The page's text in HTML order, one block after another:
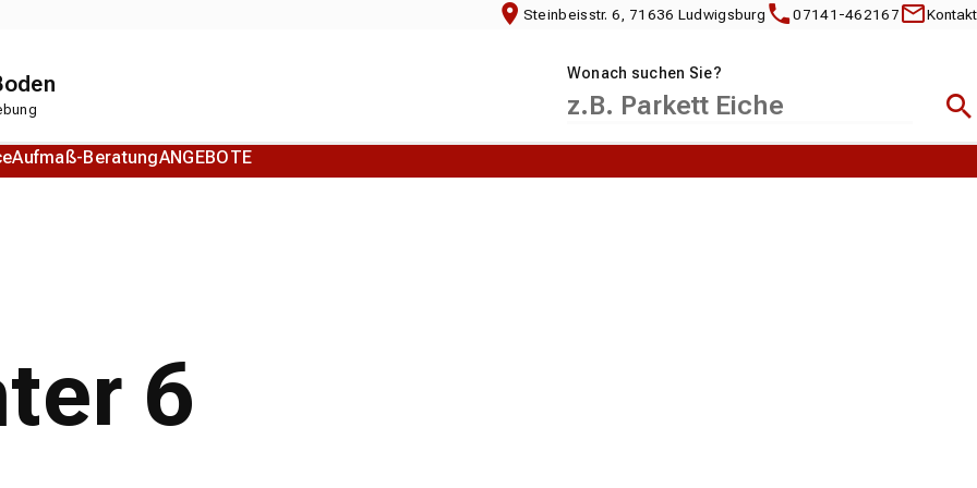
Steinbeisstr. 6, 71636 Ludwigsburg 07141-462167 Kontakt
Wonach suchen Sie?
Aufmaß-BeratungANGEBOTE
6